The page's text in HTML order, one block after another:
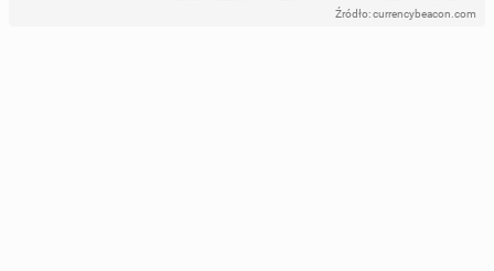
Źródło: currencybeacon.com